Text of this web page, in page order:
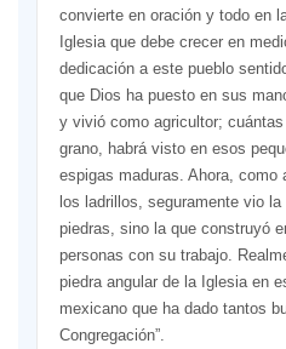
convierte en oración y todo en
Iglesia que debe crecer en
dedicación a este pueblo
que Dios ha puesto en sus
y vivió como agricultor;
grano, habrá visto en esos
espigas maduras. Ahora, como
los ladrillos, seguramente vio
piedras, sino la que construyó
personas con su trabajo.
piedra angular de la Iglesia en
mexicano que ha dado tantos
Congregación”.